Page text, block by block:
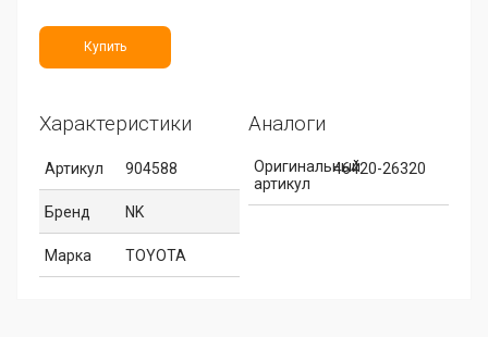
Купить
Характеристики
Артикул 904588
Бренд NK
Марка TOYOTA
Аналоги
Оригинальный
артикул
46420-26320